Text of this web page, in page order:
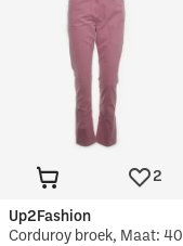
2
Up2Fashion
Corduroy broek, Maat: 40